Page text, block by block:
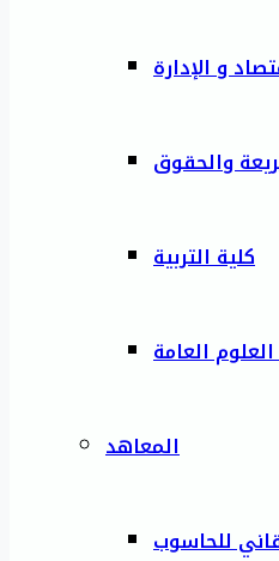
و الإدارة
والحقوق
كلية التربية
العامة
المعاهد
للحاسوب